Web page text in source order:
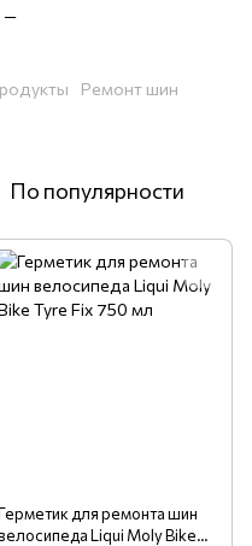
Ремонт шин
По популярности
для ремонта шин
Liqui Moly Bike